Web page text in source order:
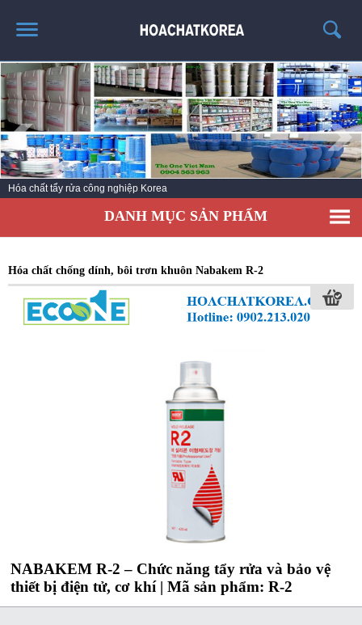
TRANG CHỦ
GIỚI THIỆU
THÔNG TIN SẢN PHẨM
TIN TỨC
LIÊN HỆ
Hóa chất tẩy rửa công nghiệp Korea
DANH MỤC SẢN PHẨM
Hóa chất chống dính, bôi trơn khuôn Nabakem R-2
NABAKEM R-2 – Chức năng tẩy rửa và bảo vệ
thiết bị điện tử, cơ khí | Mã sản phẩm: R-2